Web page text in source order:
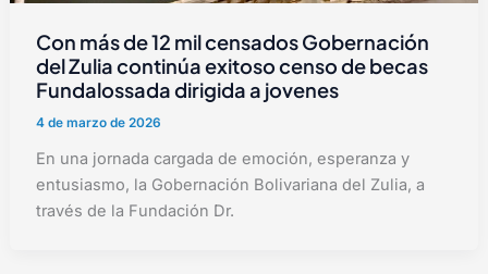
Con más de 12 mil censados Gobernación
del Zulia continúa exitoso censo de becas
Fundalossada dirigida a jovenes
4 de marzo de 2026
En una jornada cargada de emoción, esperanza y
entusiasmo, la Gobernación Bolivariana del Zulia, a
través de la Fundación Dr.